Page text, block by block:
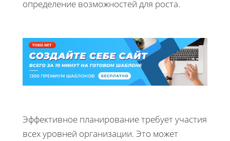
определение возможностей для роста.
Эффективное планирование требует участия
всех уровней организации. Это может